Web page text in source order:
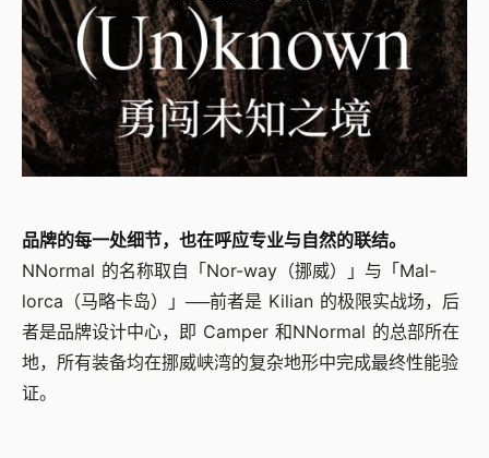
品牌的每一处细节，也在呼应专业与自然的联结。
NNormal 的名称取自「Nor-way（挪威）」与「Mal-
lorca（马略卡岛）」──前者是 Kilian 的极限实战场，后
者是品牌设计中心，即 Camper 和NNormal 的总部所在
地，所有装备均在挪威峡湾的复杂地形中完成最终性能验
证。